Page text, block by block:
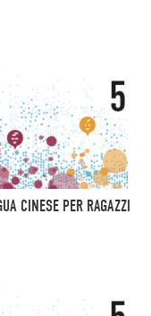
CINESE PER RAGAZZI